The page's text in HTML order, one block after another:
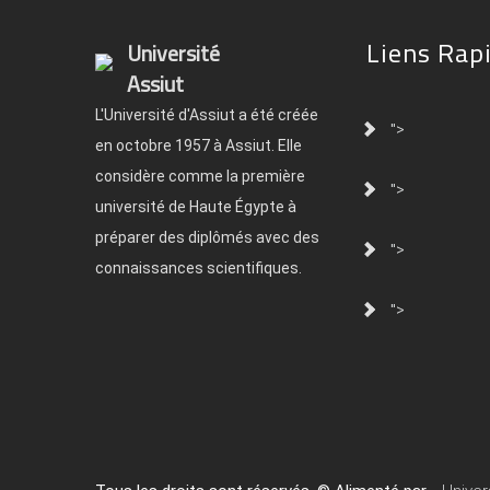
Université
Assiut
L'Université d'Assiut a été créée
en octobre 1957 à Assiut. Elle
considère comme la première
université de Haute Égypte à
préparer des diplômés avec des
connaissances scientifiques.
Liens
">
">
">
">